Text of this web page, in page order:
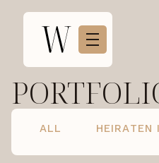
ALL HEIRATEN